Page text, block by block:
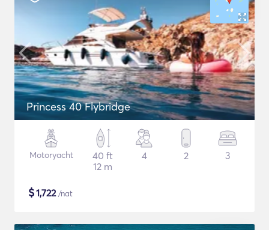
Princess 40 Flybridge
Motoryacht
40 ft
12 m
4 2 3
$1,722/nat